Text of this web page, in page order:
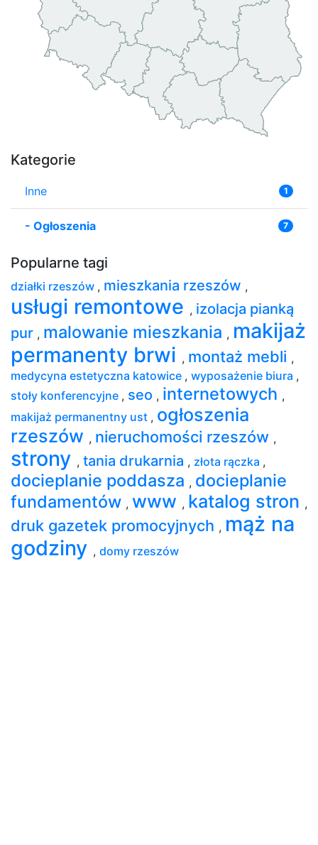
Kategorie
Inne 1
- Ogłoszenia 7
Popularne tagi
działki rzeszów , mieszkania rzeszów ,
usługi remontowe , izolacja pianką
pur , malowanie mieszkania , makijaż
permanenty brwi , montaż mebli ,
medycyna estetyczna katowice , wyposażenie biura ,
stoły konferencyjne , seo , internetowych ,
makijaż permanentny ust , ogłoszenia
rzeszów , nieruchomości rzeszów ,
strony , tania drukarnia , złota rączka ,
docieplanie poddasza , docieplanie
fundamentów , www , katalog stron ,
druk gazetek promocyjnych , mąż na
godziny , domy rzeszów